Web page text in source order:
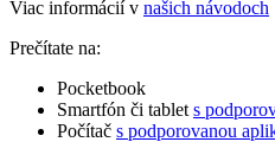
Viac informácií v našich návodoch
Prečítate na:
Pocketbook
Smartfón či tablet s
Počítač s podporovanou